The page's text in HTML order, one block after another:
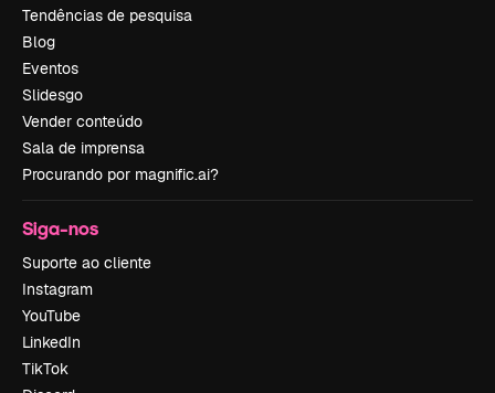
Tendências de pesquisa
Blog
Eventos
Slidesgo
Vender conteúdo
Sala de imprensa
Procurando por magnific.ai?
Siga-nos
Suporte ao cliente
Instagram
YouTube
LinkedIn
TikTok